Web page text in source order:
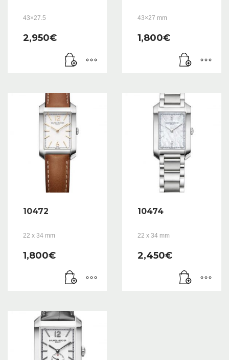
43×27.5
2,950€
43×27 mm
1,800€
10472
22 x 34 mm
1,800€
10474
22 x 34 mm
2,450€